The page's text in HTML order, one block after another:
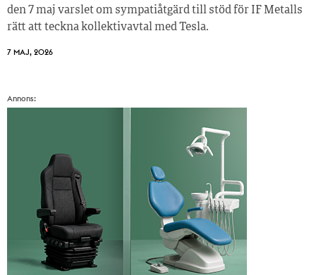
den 7 maj varslet om sympatiåtgärd till stöd för IF Metalls
rätt att teckna kollektivavtal med Tesla.
7 MAJ, 2026
Annons: